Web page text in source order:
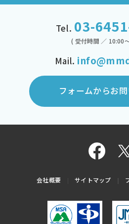
Tel. 03-
( 受付時間 ／ 10:00
Mail.
フォームからお
会社概要 サイトマップ